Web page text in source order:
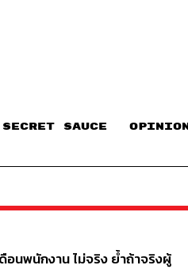
SAUCE​ OPINION
อนพนักงาน ไม่จริง ย้ำถ้าจริงผู้